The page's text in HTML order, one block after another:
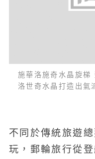
施華洛施奇水晶旋
洛世奇水晶打造出氣
不同於傳統旅遊
玩，郵輪旅行從